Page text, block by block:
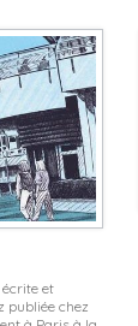
écrite et
publiée chez